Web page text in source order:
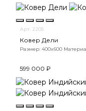
Арт. 2205
Ковер Дели
Размер: 400x600
599 000 ₽